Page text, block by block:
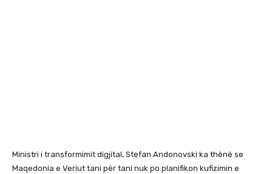
Ministri i transformimit digjital, Stefan Andonovski ka thënë se
Maqedonia e Veriut tani për tani nuk po planifikon kufizimin e